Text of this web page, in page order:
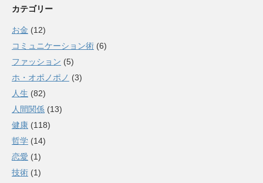
カテゴリー
お金 (12)
コミュニケーション術 (6)
ファッション (5)
ホ・オポノポノ (3)
人生 (82)
人間関係 (13)
健康 (118)
哲学 (14)
恋愛 (1)
技術 (1)